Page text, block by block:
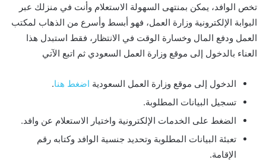
تخص الوافد، يمكن بمنتهى السهولة الاستعلام وأنت في منزلك عبر
البوابة الإلكترونية وزارة العمل، فهو أبسط وأسرع من الذهاب لمكتب
العمل ودفع المال وخسارة الوقت في الانتظار، فقط استبدل هذا
العناء بالدخول إلى موقع وزارة العمل السعودي ثم اتبع الآتي
الدخول إلى موقع وزارة العمل السعودية اضغط هنا.
تسجيل البيانات المطلوبة.
الضغط على الخدمات الإلكترونية واختيار الاستعلام عن وافد.
تعبئة البيانات المطلوبة وتحديد جنسية الوافد وكتابه رقم
الإقامة.